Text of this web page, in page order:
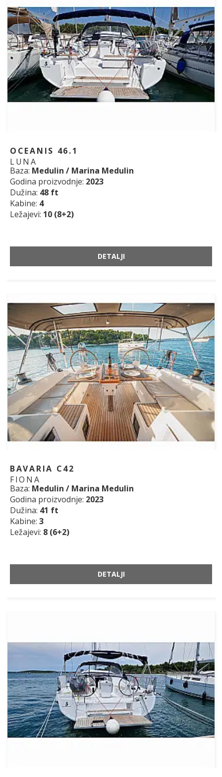
OCEANIS 46.1
LUNA
Baza: Medulin / Marina Medulin
Godina proizvodnje: 2023
Dužina: 48 ft
Kabine: 4
Ležajevi: 10 (8+2)
DETALJI
BAVARIA C42
FIONA
Baza: Medulin / Marina Medulin
Godina proizvodnje: 2023
Dužina: 41 ft
Kabine: 3
Ležajevi: 8 (6+2)
DETALJI